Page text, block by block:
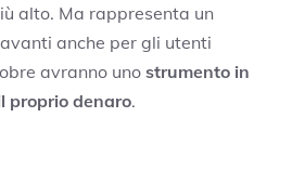
alto. Ma rappresenta un
anche per gli utenti
avranno uno strumento in
proprio denaro.